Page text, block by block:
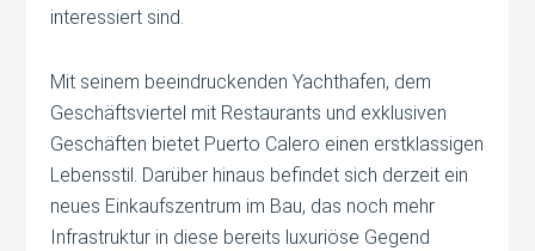
interessiert sind.
Mit seinem beeindruckenden Yachthafen, dem
Geschäftsviertel mit Restaurants und exklusiven
Geschäften bietet Puerto Calero einen erstklassigen
Lebensstil. Darüber hinaus befindet sich derzeit ein
neues Einkaufszentrum im Bau, das noch mehr
Infrastruktur in diese bereits luxuriöse Gegend